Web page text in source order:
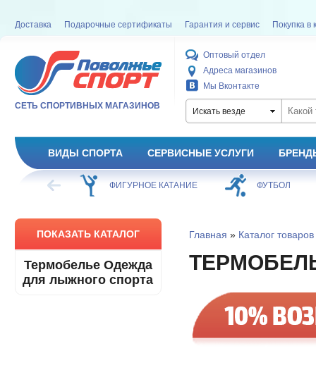
Доставка Подарочные сертификаты Гарантия и сервис Покупка в
СЕТЬ СПОРТИВНЫХ МАГАЗИНОВ
Оптовый отдел
Адреса магазинов
Мы Вконтакте
Искать везде
ВИДЫ СПОРТА СЕРВИСНЫЕ УСЛУГИ
ХОККЕЙ ФИГУРНОЕ КАТАНИЕ ФУТБОЛ
ПОКАЗАТЬ КАТАЛОГ
Термобелье Одежда
для лыжного спорта
Главная » Каталог товаров